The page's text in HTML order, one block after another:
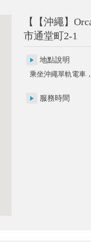
【【沖繩】
市通堂町2-1
地點說明
乘坐沖繩單軌電車
服務時間